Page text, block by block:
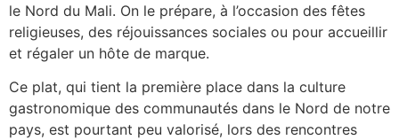
le Nord du Mali. On le prépare, à l’occasion des fêtes
religieuses, des réjouissances sociales ou pour accueillir
et régaler un hôte de marque.
Ce plat, qui tient la première place dans la culture
gastronomique des communautés dans le Nord de notre
pays, est pourtant peu valorisé, lors des rencontres